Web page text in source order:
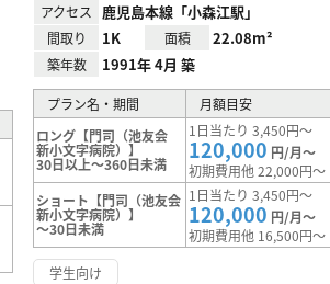
アクセス 鹿児島本線「小森江駅」
間取り 1K 面積 22.08m²
築年数 1991年 4月 築
プラン名・期間
月額目安
ロング【門司（池友会
新小文字病院）】
30日以上～360日未満
1日当たり 3,450円～
120,000 円/月～
初期費用他 22,000円～
ショート【門司（池友会
新小文字病院）】
～30日未満
1日当たり 3,450円～
120,000 円/月～
初期費用他 16,500円～
学生向け